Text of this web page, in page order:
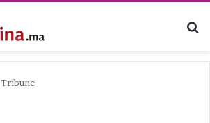
Tribune